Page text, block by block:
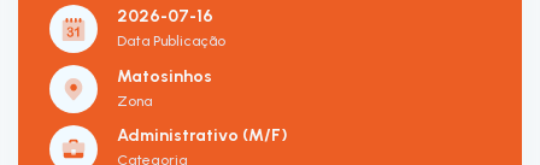
2026-07-16
Data Publicação
Matosinhos
Zona
Administrativo (M/F)
Categoria